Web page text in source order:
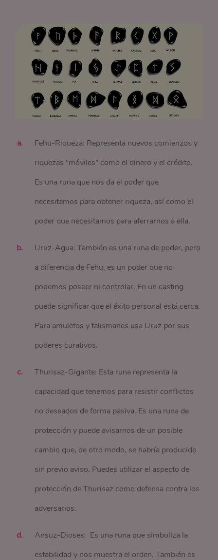
Fehu-Riqueza: Representa nuevos comienzos y
riquezas “móviles” como el dinero y el crédito.
Es una runa que nos da el poder que
necesitamos para obtener riqueza, así como el
poder que necesitamos para aferrarnos a ella.
Uruz-Agua: También es una runa de poder, pero
a diferencia de Fehu, es un poder que no
podemos poseer ni controlar. En un casting
puede significar que el éxito personal está cerca.
Para amuletos y talismanes usa Uruz por sus
poderes curativos.
Thurisaz-Gigante: Esta runa representa la
capacidad que tenemos para resistir conflictos
no deseados de forma pasiva. Es una runa de
protección y puede avisarnos de un posible
cambio que, de otro modo, se habría producido
sin previo aviso. Puedes utilizar el aspecto de
protección de Thurisaz como defensa contra los
adversarios.
Ansuz-Dioses: Es una runa que simboliza la
estabilidad y nos muestra el orden. También es